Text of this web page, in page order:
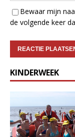
Bewaar mijn
de volgende keer
KINDERWEEK